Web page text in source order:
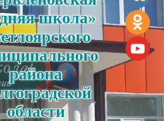
школа»
района
области